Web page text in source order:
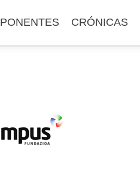
PONENTES CRÓNICAS